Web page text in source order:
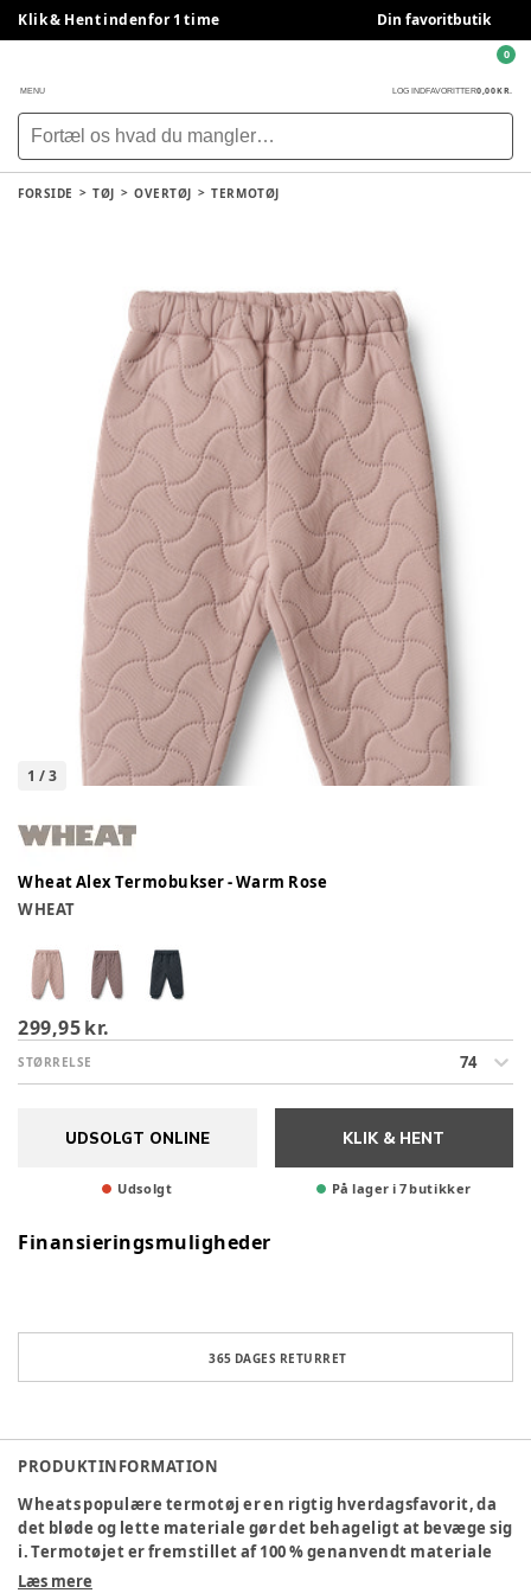
Klik & Hent indenfor 1 time Din favoritbutik
MENU LOG INDFAVORITTER0,00 KR.
0
FORSIDE TØJ OVERTØJ TERMOTØJ
1 /3
Wheat Alex Termobukser - Warm Rose
WHEAT
299,95 kr.
STØRRELSE 74
UDSOLGT ONLINE
Udsolgt
KLIK & HENT
På lager i 7 butikker
Finansieringsmuligheder
365 DAGES RETURRET
PRODUKTINFORMATION
Wheats populære termotøj er en rigtig hverdagsfavorit, da
det bløde og lette materiale gør det behageligt at bevæge sig
i. Termotøjet er fremstillet af 100 % genanvendt materiale
og kan bruges både indendørs og som praktisk overgangstøj,
Læs mere